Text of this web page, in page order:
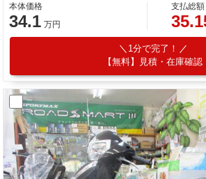
本体価格
34.1 万円
支払総額
1分で完了！
【無料】見積・在庫確認